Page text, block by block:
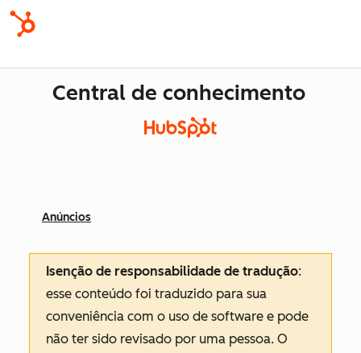
Central de conhecimento
Anúncios
Isenção de responsabilidade de tradução:
esse conteúdo foi traduzido para sua
conveniência com o uso de software e pode
não ter sido revisado por uma pessoa. O